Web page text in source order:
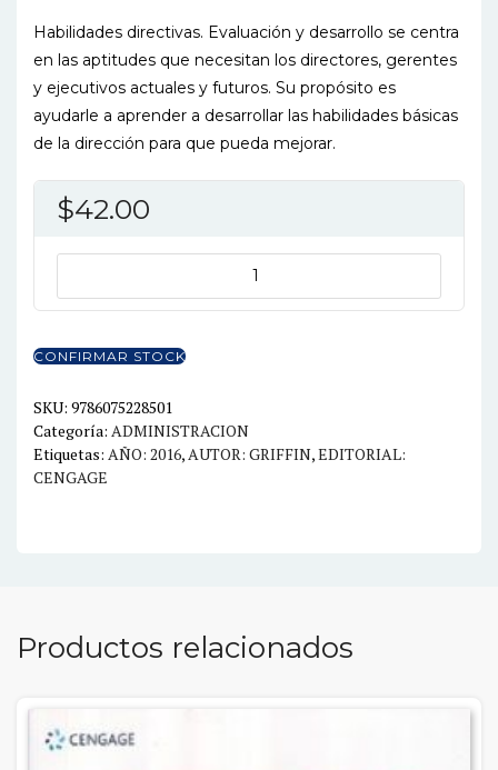
Habilidades directivas. Evaluación y desarrollo se centra
en las aptitudes que necesitan los directores, gerentes
y ejecutivos actuales y futuros. Su propósito es
ayudarle a aprender a desarrollar las habilidades básicas
de la dirección para que pueda mejorar.
$42.00
DIRECTIVAS
Y
cantidad
CONFIRMAR STOCK
SKU: 9786075228501
Categoría: ADMINISTRACION
Etiquetas: AÑO: 2016, AUTOR: GRIFFIN,EDITORIAL:
CENGAGE
Productos relacionados